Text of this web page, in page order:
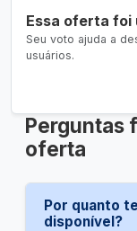
Essa oferta foi
Seu voto ajuda a
usuários.
Perguntas
oferta
Por quanto
disponível?